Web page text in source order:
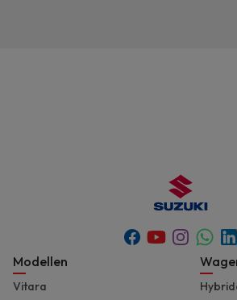
Facebook
YoutubeInstagram
Modellen
Vitara